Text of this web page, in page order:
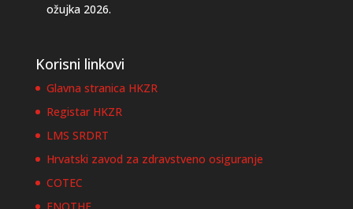
ožujka 2026.
Korisni linkovi
Glavna stranica HKZR
Registar HKZR
LMS SRDRT
Hrvatski zavod za zdravstveno osiguranje
COTEC
ENOTHE